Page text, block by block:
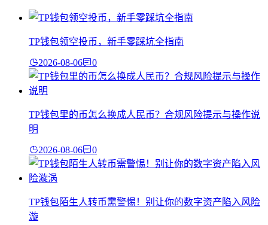
TP钱包领空投币，新手零踩坑全指南
2026-08-06 0
TP钱包里的币怎么换成人民币？合规风险提示与操作说
明
2026-08-06 0
TP钱包陌生人转币需警惕！别让你的数字资产陷入风险
漩